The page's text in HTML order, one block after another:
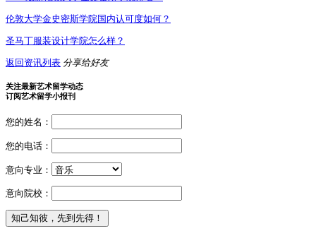
伦敦大学金史密斯学院国内认可度如何？
圣马丁服装设计学院怎么样？
返回资讯列表 分享给好友
关注最新艺术留学动态
订阅艺术留学小报刊
您的姓名：
您的电话：
意向专业：
意向院校：